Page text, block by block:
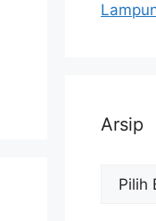
Arsip
Arsip